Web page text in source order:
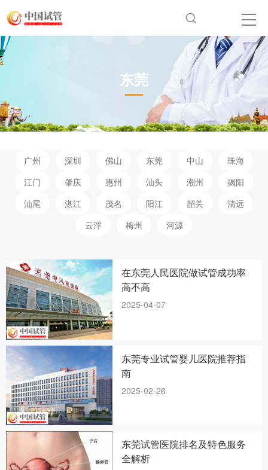
东莞
广州 深圳 佛山 东莞 中山
珠海
江门
肇庆 惠州 汕头 潮州
揭阳
汕尾
湛江 茂名 阳江 韶关
清远
云浮
梅州 河源
在东莞人民医院做试管成功率
高不高
2025-04-07
东莞专业试管婴儿医院推荐指
南
2025-02-26
东莞试管医院排名及特色服务
全解析